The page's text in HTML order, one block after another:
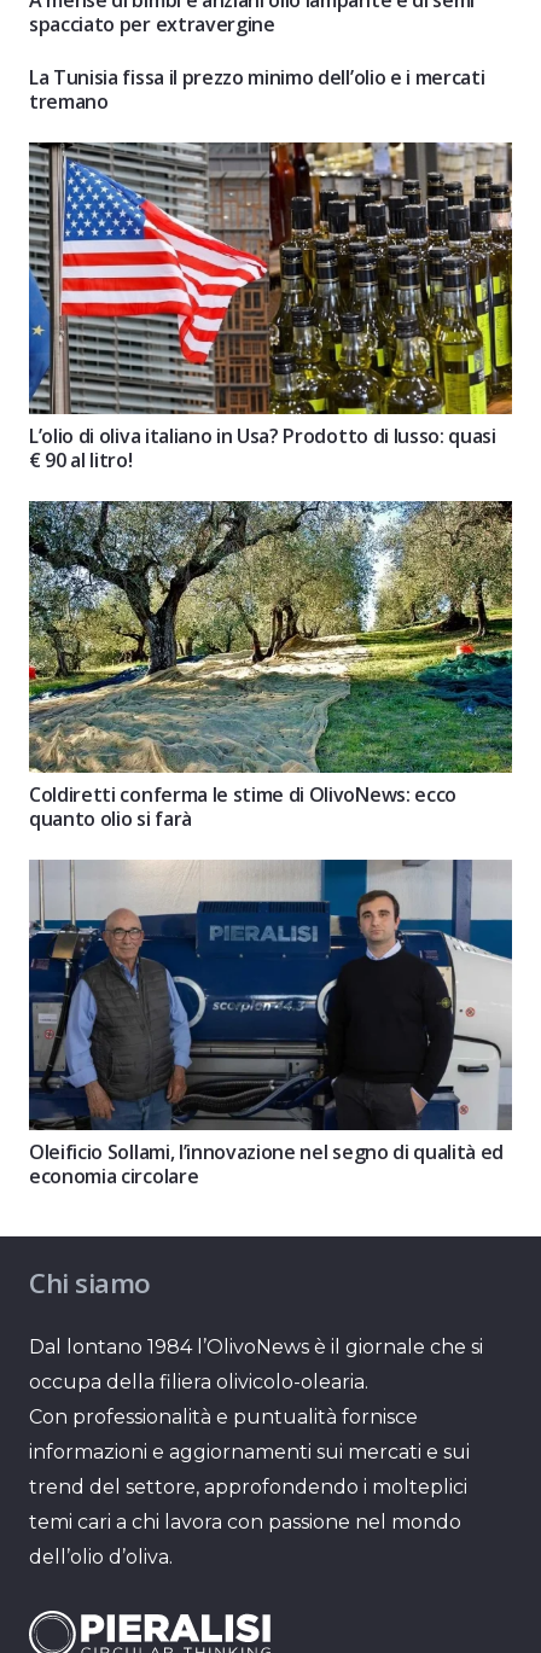
spacciato per extravergine
La Tunisia fissa il prezzo minimo dell’olio e i mercati
tremano
L’olio di oliva italiano in Usa? Prodotto di lusso: quasi
€ 90 al litro!
Coldiretti conferma le stime di OlivoNews: ecco
quanto olio si farà
Oleificio Sollami, l’innovazione nel segno di qualità ed
economia circolare
Chi siamo
Dal lontano 1984 l’OlivoNews è il giornale che si
occupa della filiera olivicolo-olearia.
Con professionalità e puntualità fornisce
informazioni e aggiornamenti sui mercati e sui
trend del settore, approfondendo i molteplici
temi cari a chi lavora con passione nel mondo
dell’olio d’oliva.